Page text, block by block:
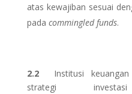
atas kewajiban sesuai
pada commingled funds.
2.2
Institusi
strategi